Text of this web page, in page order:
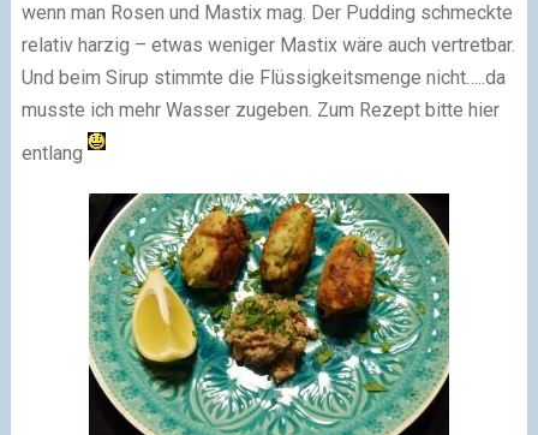
wenn man Rosen und Mastix mag. Der Pudding schmeckte
relativ harzig – etwas weniger Mastix wäre auch vertretbar.
Und beim Sirup stimmte die Flüssigkeitsmenge nicht…..da
musste ich mehr Wasser zugeben. Zum Rezept bitte hier
entlang